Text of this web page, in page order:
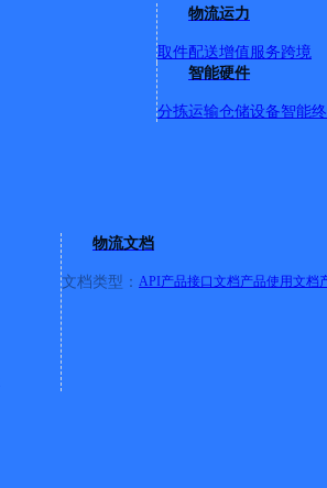
物流运力
取件配送增值服务跨境
智能硬件
分拣运输仓储设备智能
物流文档
文档类型： API产品接口文档产品使用文档